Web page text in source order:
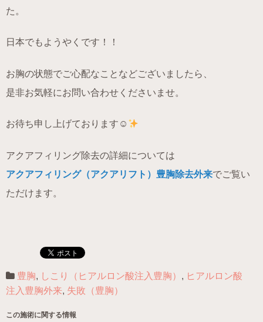
た。
日本でもようやくです！！
お胸の状態でご心配なことなどございましたら、
是非お気軽にお問い合わせくださいませ。
お待ち申し上げております☺
アクアフィリング除去の詳細については
アクアフィリング（アクアリフト）豊胸除去外来でご覧い
ただけます。
豊胸, しこり（ヒアルロン酸注入豊胸） , ヒアルロン酸
注入豊胸外来, 失敗（豊胸）
この施術に関する情報